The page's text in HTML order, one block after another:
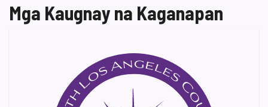
Mga Kaugnay na Kaganapan